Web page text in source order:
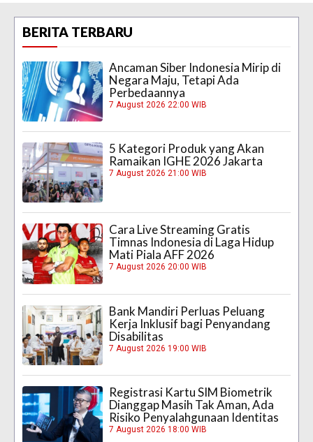
BERITA TERBARU
Ancaman Siber Indonesia Mirip di
Negara Maju, Tetapi Ada
Perbedaannya
7 August 2026 22:00 WIB
5 Kategori Produk yang Akan
Ramaikan IGHE 2026 Jakarta
7 August 2026 21:00 WIB
Cara Live Streaming Gratis
Timnas Indonesia di Laga Hidup
Mati Piala AFF 2026
7 August 2026 20:00 WIB
Bank Mandiri Perluas Peluang
Kerja Inklusif bagi Penyandang
Disabilitas
7 August 2026 19:00 WIB
Registrasi Kartu SIM Biometrik
Dianggap Masih Tak Aman, Ada
Risiko Penyalahgunaan Identitas
7 August 2026 18:00 WIB